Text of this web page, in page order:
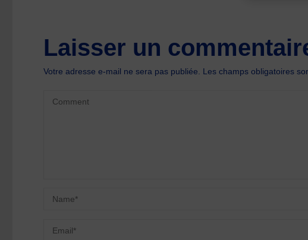
Laisser un
Votre adresse e-mail ne sera pas publiée. Les champs obligatoires